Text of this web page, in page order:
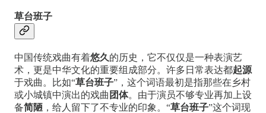
草台班子
中国传统戏曲有着悠久的历史，它不仅仅是一种表演艺
术，更是中华文化的重要组成部分。许多日常表达都起源
于戏曲。比如“草台班子”，这个词语最初是指那些在乡村
或小城镇中演出的戏曲 团体。由于演员不够专业再加上设
备简陋 ，给人留下了不专业的印象。“草台班子”这个词现